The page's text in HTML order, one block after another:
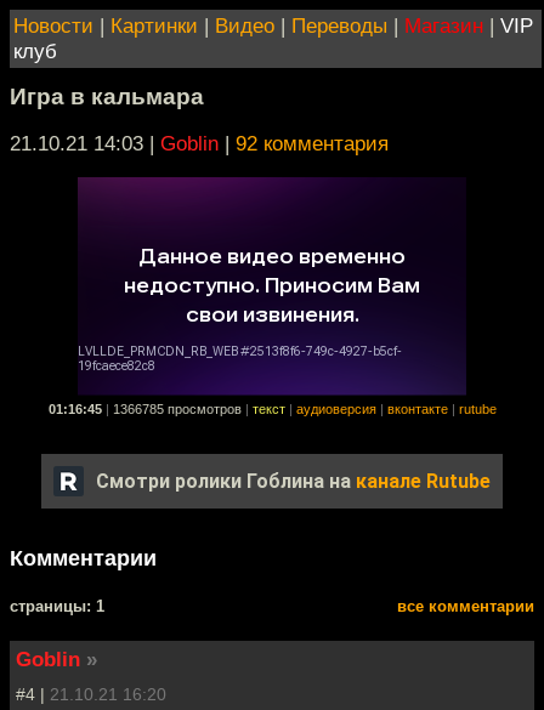
Новости | Картинки | Видео | Переводы | Магазин | VIP
клуб
Игра в кальмара
21.10.21 14:03 | Goblin | 92 комментария
01:16:45 1366785 просмотров текст аудиоверсия вконтакте rutube
Смотри ролики Гоблина на канале Rutube
Комментарии
cтраницы: 1 все комментарии
Goblin »
#4 | 21.10.21 16:20